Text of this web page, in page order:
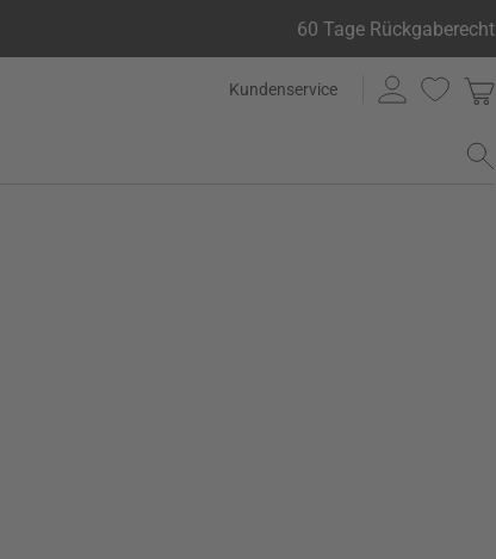
60 Tage Rückgaberecht
Kundenservice